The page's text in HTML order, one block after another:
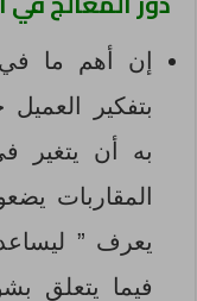
إن أهم ما في
بتفكير
به أن يتغير
المقاربات
يعرف ”
فيما يتعلق